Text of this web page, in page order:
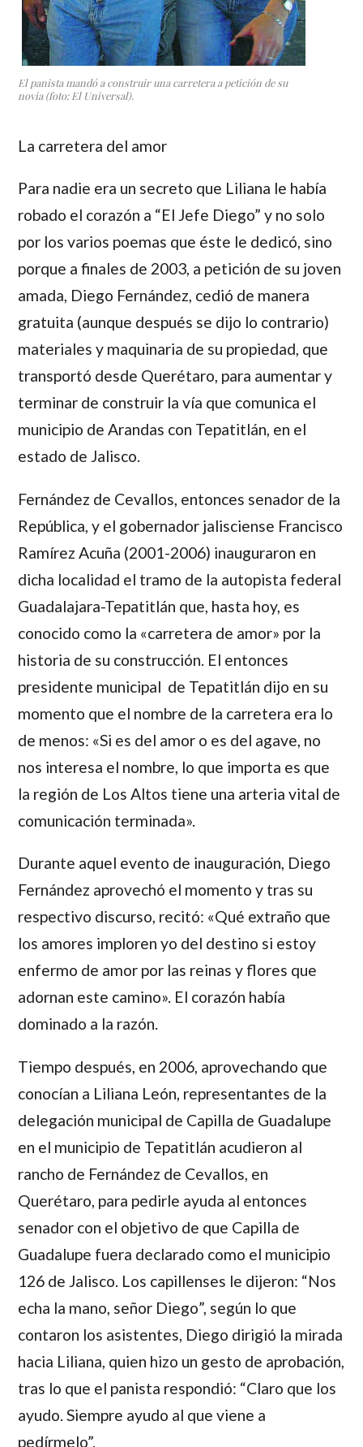
El panista mandó a construir una carretera a petición de su
novia (foto: El Universal).
La carretera del amor
Para nadie era un secreto que Liliana le había
robado el corazón a “El Jefe Diego” y no solo
por los varios poemas que éste le dedicó, sino
porque a finales de 2003, a petición de su joven
amada, Diego Fernández, cedió de manera
gratuita (aunque después se dijo lo contrario)
materiales y maquinaria de su propiedad, que
transportó desde Querétaro, para aumentar y
terminar de construir la vía que comunica el
municipio de Arandas con Tepatitlán, en el
estado de Jalisco.
Fernández de Cevallos, entonces senador de la
República, y el gobernador jalisciense Francisco
Ramírez Acuña (2001-2006) inauguraron en
dicha localidad el tramo de la autopista federal
Guadalajara-Tepatitlán que, hasta hoy, es
conocido como la «carretera de amor» por la
historia de su construcción. El entonces
presidente municipal de Tepatitlán dijo en su
momento que el nombre de la carretera era lo
de menos: «Si es del amor o es del agave, no
nos interesa el nombre, lo que importa es que
la región de Los Altos tiene una arteria vital de
comunicación terminada».
Durante aquel evento de inauguración, Diego
Fernández aprovechó el momento y tras su
respectivo discurso, recitó: «Qué extraño que
los amores imploren yo del destino si estoy
enfermo de amor por las reinas y flores que
adornan este camino». El corazón había
dominado a la razón.
Tiempo después, en 2006, aprovechando que
conocían a Liliana León, representantes de la
delegación municipal de Capilla de Guadalupe
en el municipio de Tepatitlán acudieron al
rancho de Fernández de Cevallos, en
Querétaro, para pedirle ayuda al entonces
senador con el objetivo de que Capilla de
Guadalupe fuera declarado como el municipio
126 de Jalisco. Los capillenses le dijeron: “Nos
echa la mano, señor Diego”, según lo que
contaron los asistentes, Diego dirigió la mirada
hacia Liliana, quien hizo un gesto de aprobación,
tras lo que el panista respondió: “Claro que los
ayudo. Siempre ayudo al que viene a
pedírmelo”.